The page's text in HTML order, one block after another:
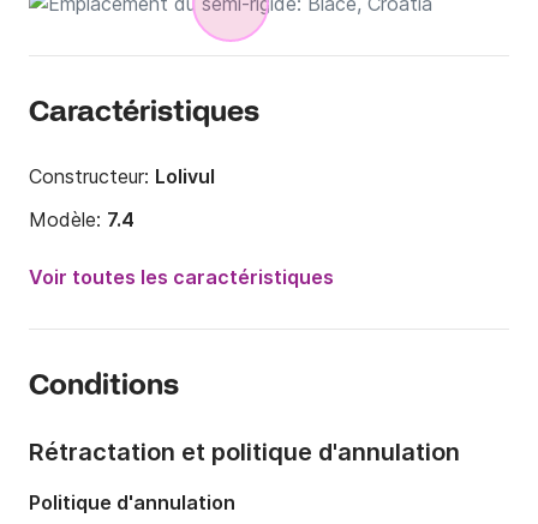
Caractéristiques
Constructeur: Lolivul
Modèle: 7.4
Puissance moteur:
150cv
Capacité à bord:
Voir toutes les caractéristiques
Conditions
Rétractation et politique d'annulation
Politique d'annulation